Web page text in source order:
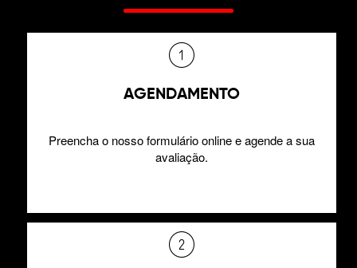
AGENDAMENTO
Preencha o nosso formulário online e agende a sua
avaliação.